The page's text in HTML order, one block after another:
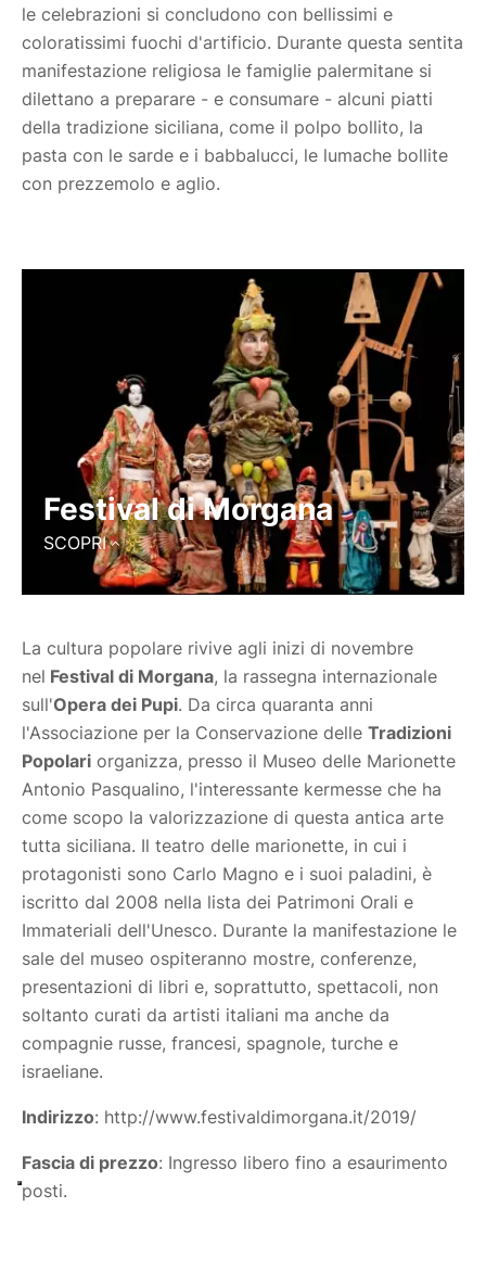
le celebrazioni si concludono con bellissimi e
coloratissimi fuochi d'artificio. Durante questa sentita
manifestazione religiosa le famiglie palermitane si
dilettano a preparare - e consumare - alcuni piatti
della tradizione siciliana, come il polpo bollito, la
pasta con le sarde e i babbalucci, le lumache bollite
con prezzemolo e aglio.
Festival di Morgana
SCOPRI
La cultura popolare rivive agli inizi di novembre
nel Festival di Morgana, la rassegna internazionale
sull'Opera dei Pupi. Da circa quaranta anni
l'Associazione per la Conservazione delle Tradizioni
Popolari organizza, presso il Museo delle Marionette
Antonio Pasqualino, l'interessante kermesse che ha
come scopo la valorizzazione di questa antica arte
tutta siciliana. Il teatro delle marionette, in cui i
protagonisti sono Carlo Magno e i suoi paladini, è
iscritto dal 2008 nella lista dei Patrimoni Orali e
Immateriali dell'Unesco. Durante la manifestazione le
sale del museo ospiteranno mostre, conferenze,
presentazioni di libri e, soprattutto, spettacoli, non
soltanto curati da artisti italiani ma anche da
compagnie russe, francesi, spagnole, turche e
israeliane.
Indirizzo: http://www.festivaldimorgana.it/2019/
Fascia di prezzo: Ingresso libero fino a esaurimento
posti.